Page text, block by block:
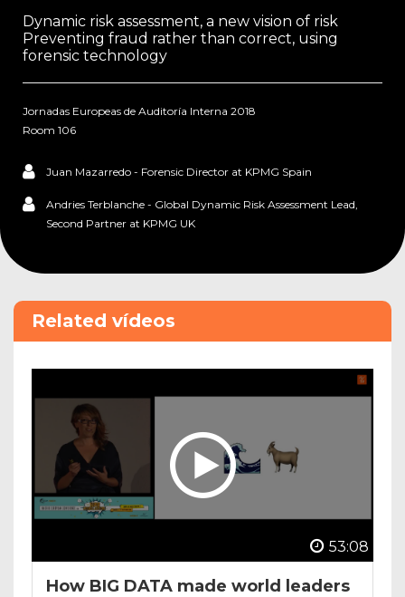
Dynamic risk assessment, a new vision of risk
Preventing fraud rather than correct, using
forensic technology
Jornadas Europeas de Auditoría Interna 2018
Room 106
Juan Mazarredo - Forensic Director at KPMG Spain
Andries Terblanche - Global Dynamic Risk Assessment Lead,
Second Partner at KPMG UK
Related vídeos
53:08
How BIG DATA made world leaders